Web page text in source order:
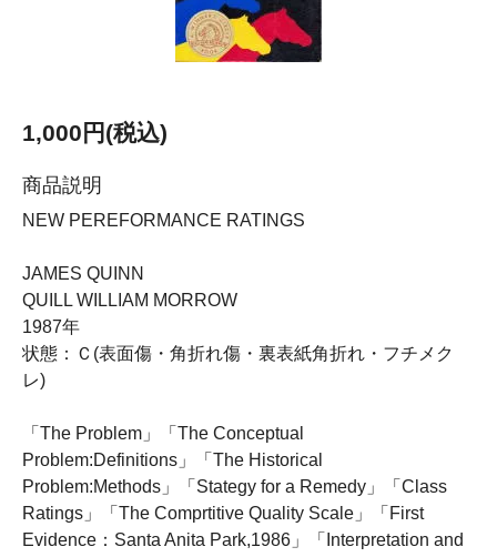
1,000円(税込)
商品説明
NEW PEREFORMANCE RATINGS
JAMES QUINN
QUILL WILLIAM MORROW
1987年
状態：Ｃ(表面傷・角折れ傷・裏表紙角折れ・フチメク
レ)
「The Problem」「The Conceptual
Problem:Definitions」「The Historical
Problem:Methods」「Stategy for a Remedy」「Class
Ratings」「The Comprtitive Quality Scale」「First
Evidence：Santa Anita Park,1986」「Interpretation and